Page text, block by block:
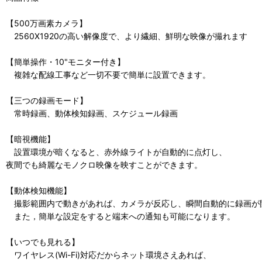
【500万画素カメラ】
2560X1920の高い解像度で、より繊細、鮮明な映像が撮れます
【簡単操作・10"モニター付き】
複雑な配線工事など一切不要で簡単に設置できます。
【三つの録画モード】
常時録画、動体検知録画、スケジュール録画
【暗視機能】
設置環境が暗くなると、赤外線ライトが自動的に点灯し、
夜間でも綺麗なモノクロ映像を映すことができます。
【動体検知機能】
撮影範囲内で動きがあれば、カメラが反応し、瞬間自動的に録画が
また，簡単な設定をすると端末への通知も可能になります。
【いつでも見れる】
ワイヤレス(Wi-Fi)対応だからネット環境さえあれば、